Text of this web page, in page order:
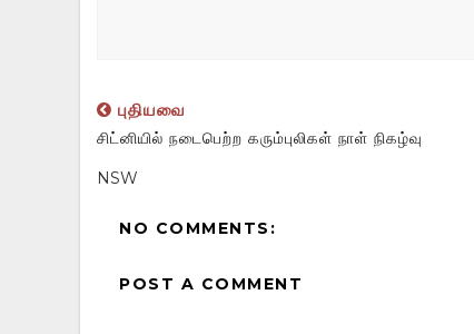
புதியவை
சிட்னியில் நடைபெற்ற கரும்புலிகள் நாள் நிகழ்வு
NSW
NO COMMENTS:
POST A COMMENT